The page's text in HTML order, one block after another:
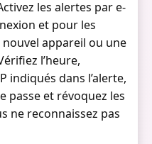
les alertes par e-
et pour les
appareil ou une
l’heure,
indiqués dans l’alerte,
passe et révoquez les
ne reconnaissez pas